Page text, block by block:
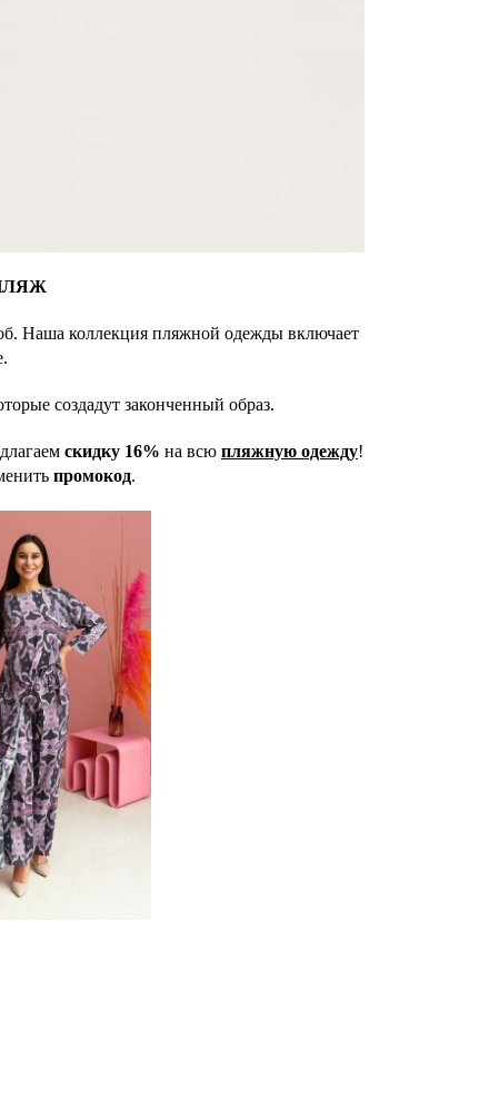
Наша коллекция пляжной одежды включает
создадут законченный образ.
скидку 16% на всю пляжную одежду!
промокод.